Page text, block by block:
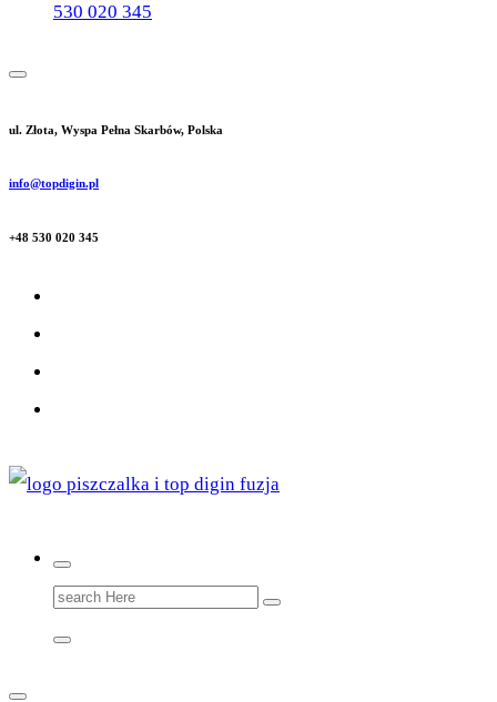
530 020 345
ul. Złota, Wyspa Pełna Skarbów, Polska
info@topdigin.pl
+48 530 020 345
Top Digin Sklep z Wykrywaczami Stworzony Przez
Search
for: